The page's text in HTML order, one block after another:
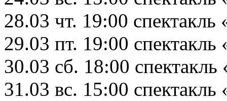
28.03 чт. 19:00
29.03 пт. 19:00
30.03 сб. 18:00
31.03 вс. 15:00